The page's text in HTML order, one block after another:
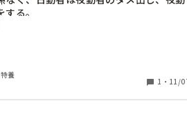
る。
養
1 ・ 11/